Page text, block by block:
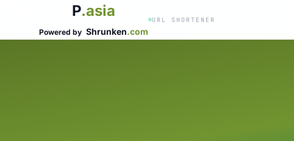
P.asia
Powered by Shrunken.com
URL SHORTENER